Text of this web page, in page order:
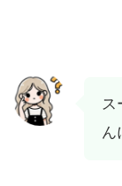
ス
ん